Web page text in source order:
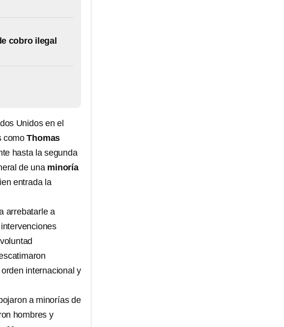
cobro ilegal
Unidos en el
comoThomas
hasta la segunda
de una minoría
entrada la
arrebatarle a
internacional y
a minorías de
hombres y